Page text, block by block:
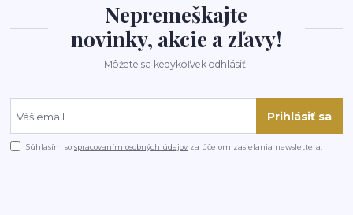
Nepremeškajte
novinky, akcie a zľavy!
Môžete sa kedykoľvek odhlásiť.
Prihlásiť sa
Súhlasím sospracovaním osobných údajov za účelom zasielania newslettera.